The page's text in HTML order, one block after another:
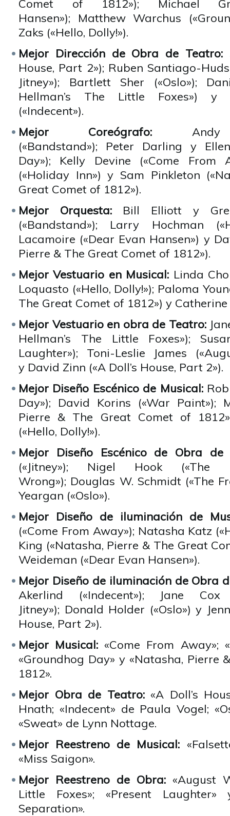
Comet of 1812»); Michael
Hansen»); Matthew Warchus
Zaks («Hello, Dolly!»).
Mejor Dirección de Obra de Teatro:
House, Part 2»); Ruben Santiago-
Jitney»); Bartlett Sher («Oslo»);
Hellman’s The Little Foxes») y
(«Indecent»).
Mejor Coreógrafo: Andy
(«Bandstand»); Peter Darling y
Day»); Kelly Devine («Come From
(«Holiday Inn») y Sam Pinkleton
Great Comet of 1812»).
Mejor Orquesta:Bill Elliott y
(«Bandstand»); Larry Hochman
Lacamoire («Dear Evan Hansen») y
Pierre & The Great Comet of 1812»).
Mejor Vestuario en Musical: Linda
Loquasto («Hello, Dolly!»); Paloma
The Great Comet of 1812») y
Mejor Vestuario en obra de Teatro:
Hellman’s The Little Foxes»);
Laughter»); Toni-Leslie James
y David Zinn («A Doll’s House, Part 2»).
Mejor Diseño Escénico de Musical:
Day»); David Korins («War Paint»);
Pierre & The Great Comet of
(«Hello, Dolly!»).
Mejor Diseño Escénico de Obra
(«Jitney»); Nigel Hook
Wrong»); Douglas W. Schmidt («The
Yeargan («Oslo»).
Mejor Diseño de iluminación de
(«Come From Away»); Natasha Katz
King («Natasha, Pierre & The Great
Weideman («Dear Evan Hansen»).
Mejor Diseño de iluminación de Obra
Akerlind («Indecent»); Jane Cox
Jitney»); Donald Holder («Oslo») y
House, Part 2»).
Mejor Musical: «Come From Away»;
«Groundhog Day» y «Natasha, Pierre
1812».
Mejor Obra de Teatro:«A Doll’s
Hnath; «Indecent» de Paula Vogel;
«Sweat» de Lynn Nottage.
Mejor Reestreno de Musical:
«Miss Saigon».
Mejor Reestreno de Obra: «August
Little Foxes»; «Present
Separation».